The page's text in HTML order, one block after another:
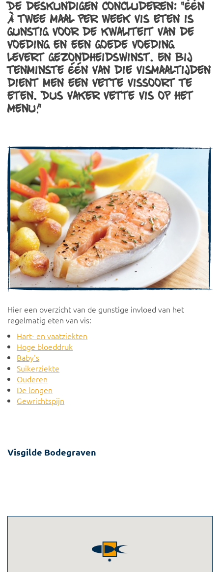
De deskundigen concluderen: "één
à twee maal per week vis eten is
gunstig voor de kwaliteit van de
voeding en een goede voeding
levert gezondheidswinst. En bij
tenminste één van die vismaaltijden
dient men een vette vissoort te
eten. Dus vaker vette vis op het
menu!"
Hier een overzicht van de gunstige invloed van het
regelmatig eten van vis:
Hart- en vaatziekten
Hoge bloeddruk
Baby's
Suikerziekte
Ouderen
De longen
Gewrichtspijn
Visgilde Bodegraven